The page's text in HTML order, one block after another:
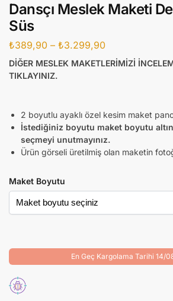
Dansçı Meslek Maketi
Süs
₺389,90 – ₺3.299,90
DİĞER MESLEK MAKETLERİMİZİ
TIKLAYINIZ.
2 boyutlu ayaklı özel kesim maket
İstediğiniz boyutu maket boyutu
seçmeyi unutmayınız.
Ürün görseli üretilmiş olan maketin
Maket Boyutu
En Geç Kargolama Tarihi 14/